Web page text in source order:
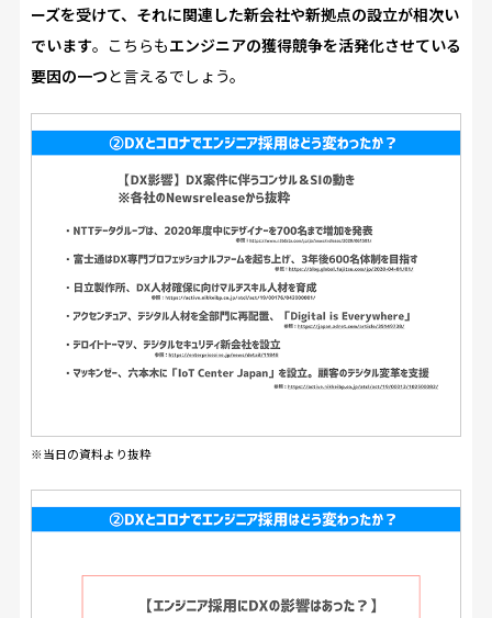
ーズを受けて、それに関連した新会社や新拠点の設立が相次い
でいます。こちらもエンジニアの獲得競争を活発化させている
要因の一つと言えるでしょう。
※当日の資料より抜粋